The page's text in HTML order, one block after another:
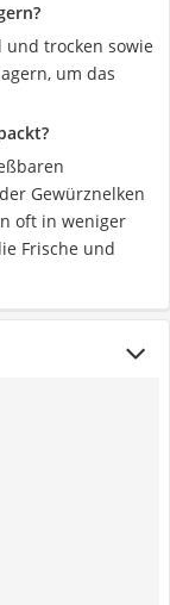
und trocken sowie
um das
Gewürznelken
oft in weniger
Frische und